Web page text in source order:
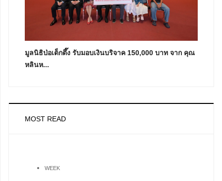
มูลนิธิป่อเต็กตึ๊ง รับมอบเงินบริจาค 150,000 บาท จาก คุณ
หลินห...
MOST READ
WEEK